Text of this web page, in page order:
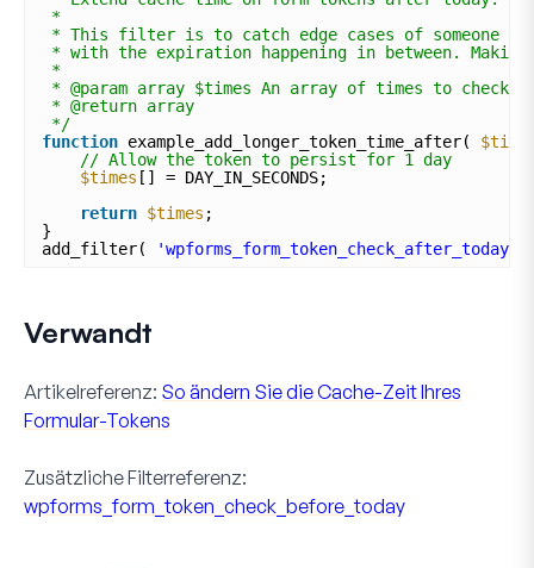
*
* This filter is to catch edge cases of someone
* with the expiration happening in between.
*
* @param array $times An array of times to check
* @return array
*/
function example_add_longer_token_time_after(
// Allow the token to persist for 1 day
$times [] = DAY_IN_SECONDS;
return $times ;
}
add_filter(
'wpforms_form_token_check_after_today'
Verwandt
Artikelreferenz: So ändern Sie die Cache-Zeit Ihres
Formular-Tokens
Zusätzliche Filterreferenz:
wpforms_form_token_check_before_today